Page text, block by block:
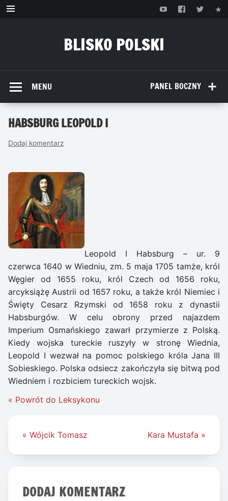
Przejdź
BLISKO POLSKI
PANEL BOCZNY
MENU
HABSBURG LEOPOLD I
Dodaj komentarz
Leopold I Habsburg – ur. 9
czerwca 1640 w Wiedniu, zm. 5 maja 1705 tamże, król
Węgier od 1655 roku, król Czech od 1656 roku,
arcyksiążę Austrii od 1657 roku, a także król Niemiec i
Święty Cesarz Rzymski od 1658 roku z dynastii
Habsburgów. W celu obrony przed najazdem
Imperium Osmańskiego zawarł przymierze z Polską.
Kiedy wojska tureckie ruszyły w stronę Wiednia,
Leopold I wezwał na pomoc polskiego króla Jana III
Sobieskiego. Polska odsiecz zakończyła się bitwą pod
Wiedniem i rozbiciem tureckich wojsk.
« Powrót do Leksykonu
Nawigacja
« Wójcik Tomasz Kara Mustafa »
DODAJ KOMENTARZ